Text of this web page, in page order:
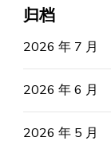
归档
2026 年 7 月
2026 年 6 月
2026 年 5 月